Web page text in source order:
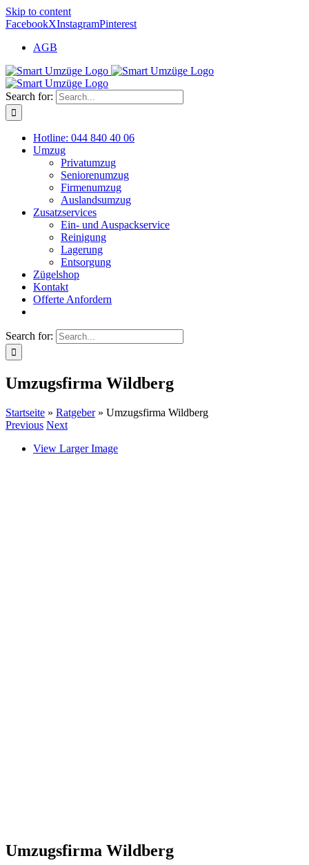
Skip to content
FacebookXInstagramPinterest
AGB
Search for:
Hotline: 044 840 40 06
Umzug
Privatumzug
Seniorenumzug
Firmenumzug
Auslandsumzug
Zusatzservices
Ein- und Auspackservice
Reinigung
Lagerung
Entsorgung
Zügelshop
Kontakt
Offerte Anfordern
Search for:
Umzugsfirma Wildberg
Startseite » Ratgeber» Umzugsfirma Wildberg
Previous Next
View Larger Image
Umzugsfirma Wildberg